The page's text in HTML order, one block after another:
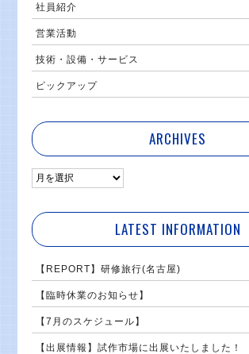
社員紹介
営業活動
技術・設備・サービス
ピックアップ
ARCHIVES
LATEST INFORMATION
【REPORT】研修旅行(名古屋)
【臨時休業のお知らせ】
【7月のスケジュール】
【出展情報】試作市場に出展いたしました！